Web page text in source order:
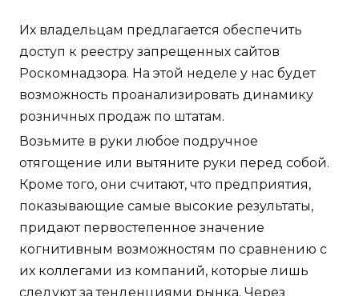
Их владельцам предлагается обеспечить
доступ к реестру запрещенных сайтов
Роскомнадзора. На этой неделе у нас будет
возможность проанализировать динамику
розничных продаж по штатам.
Возьмите в руки любое подручное
отягощение или вытяните руки перед собой.
Кроме того, они считают, что предприятия,
показывающие самые высокие результаты,
придают первостепенное значение
когнитивным возможностям по сравнению с
их коллегами из компаний, которые лишь
следуют за тенденциями рынка. Через